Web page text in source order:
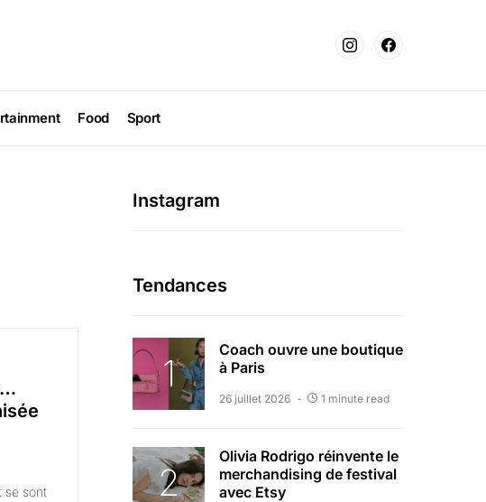
Food Sport
se sont
Instagram
Tendances
Coach ouvre une boutique
à Paris
26 juillet 2026 1 minute read
Olivia Rodrigo réinvente le
merchandising de festival
avec Etsy